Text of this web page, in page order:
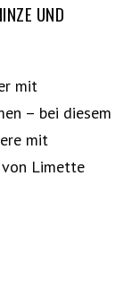
UND
mit
– bei diesem
mit
Limette